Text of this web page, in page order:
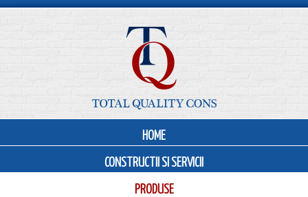
HOME
CONSTRUCTII SI SERVICII
PRODUSE